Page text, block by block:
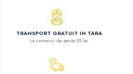
Dictionare de limba romana
Dictionare tematice
Enciclopedii
Diete si alimentatie sanatoasa
TRANSPORT GRATUIT IN TARA
La comenzi de peste 95 lei